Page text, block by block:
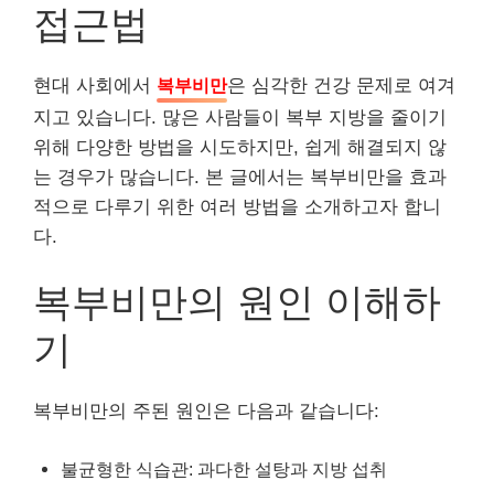
접근법
현대 사회에서 복부비만은 심각한 건강 문제로 여겨
지고 있습니다. 많은 사람들이 복부 지방을 줄이기
위해 다양한 방법을 시도하지만, 쉽게 해결되지 않
는 경우가 많습니다. 본 글에서는 복부비만을 효과
적으로 다루기 위한 여러 방법을 소개하고자 합니
다.
복부비만의 원인 이해하
기
복부비만의 주된 원인은 다음과 같습니다:
불균형한 식습관: 과다한 설탕과 지방 섭취